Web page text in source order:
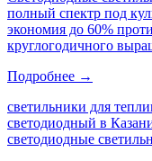
полный спектр под
экономия до 60%
круглогодичного
Подробнее →
светильники для
светодиодный в
светодиодные